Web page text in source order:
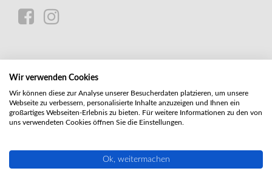
Wir verwenden Cookies
Wir können diese zur Analyse unserer Besucherdaten platzieren, um unsere
Webseite zu verbessern, personalisierte Inhalte anzuzeigen und Ihnen ein
großartiges Webseiten-Erlebnis zu bieten. Für weitere Informationen zu den von
uns verwendeten Cookies öffnen Sie die Einstellungen.
Ok, weitermachen